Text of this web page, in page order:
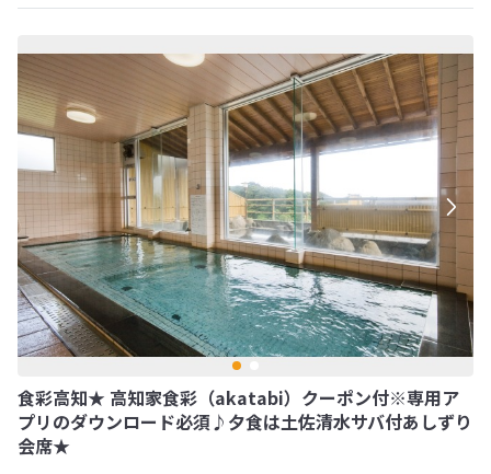
食彩高知★ 高知家食彩（akatabi）クーポン付※専用ア
プリのダウンロード必須♪夕食は土佐清水サバ付あしずり
会席★